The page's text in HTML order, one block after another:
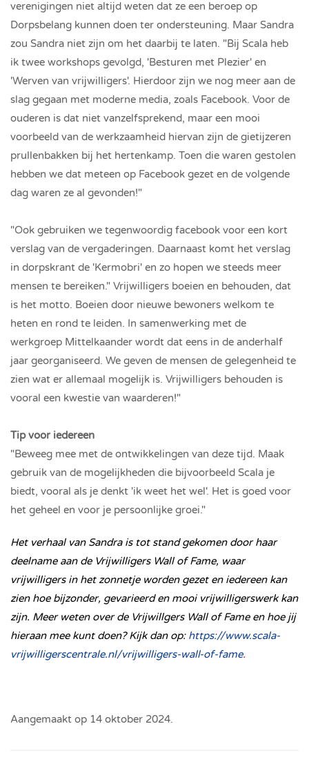
verenigingen niet altijd weten dat ze een beroep op
Dorpsbelang kunnen doen ter ondersteuning. Maar Sandra
zou Sandra niet zijn om het daarbij te laten. "Bij Scala heb
ik twee workshops gevolgd, 'Besturen met Plezier' en
'Werven van vrijwilligers'. Hierdoor zijn we nog meer aan de
slag gegaan met moderne media, zoals Facebook. Voor de
ouderen is dat niet vanzelfsprekend, maar een mooi
voorbeeld van de werkzaamheid hiervan zijn de gietijzeren
prullenbakken bij het hertenkamp. Toen die waren gestolen
hebben we dat meteen op Facebook gezet en de volgende
dag waren ze al gevonden!"
"Ook gebruiken we tegenwoordig facebook voor een kort
verslag van de vergaderingen. Daarnaast komt het verslag
in dorpskrant de 'Kermobri' en zo hopen we steeds meer
mensen te bereiken." Vrijwilligers boeien en behouden, dat
is het motto. Boeien door nieuwe bewoners welkom te
heten en rond te leiden. In samenwerking met de
werkgroep Mittelkaander wordt dat eens in de anderhalf
jaar georganiseerd. We geven de mensen de gelegenheid te
zien wat er allemaal mogelijk is. Vrijwilligers behouden is
vooral een kwestie van waarderen!"
Tip voor iedereen
"Beweeg mee met de ontwikkelingen van deze tijd. Maak
gebruik van de mogelijkheden die bijvoorbeeld Scala je
biedt, vooral als je denkt 'ik weet het wel'. Het is goed voor
het geheel en voor je persoonlijke groei."
Het verhaal van Sandra is tot stand gekomen door haar
deelname aan de Vrijwilligers Wall of Fame, waar
vrijwilligers in het zonnetje worden gezet en iedereen kan
zien hoe bijzonder, gevarieerd en mooi vrijwilligerswerk kan
zijn. Meer weten over de Vrijwillgers Wall of Fame en hoe jij
hieraan mee kunt doen? Kijk dan op: https://www.scala-
vrijwilligerscentrale.nl/vrijwilligers-wall-of-fame.
Aangemaakt op 14 oktober 2024.